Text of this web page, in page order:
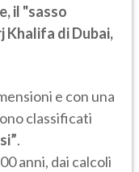
il "sasso
Khalifa di Dubai,
e con una
classificati
.
anni, dai calcoli